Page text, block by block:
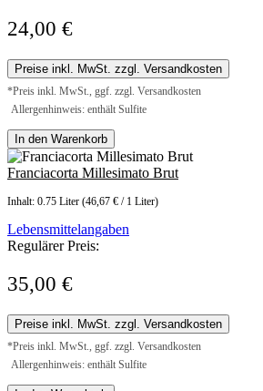
24,00 €
Preise inkl. MwSt. zzgl. Versandkosten
*Preis inkl. MwSt., ggf. zzgl. Versandkosten
Allergenhinweis: enthält Sulfite
In den Warenkorb
Franciacorta Millesimato Brut
Inhalt: 0.75 Liter (46,67 € / 1 Liter)
Lebensmittelangaben
Regulärer Preis:
35,00 €
Preise inkl. MwSt. zzgl. Versandkosten
*Preis inkl. MwSt., ggf. zzgl. Versandkosten
Allergenhinweis: enthält Sulfite